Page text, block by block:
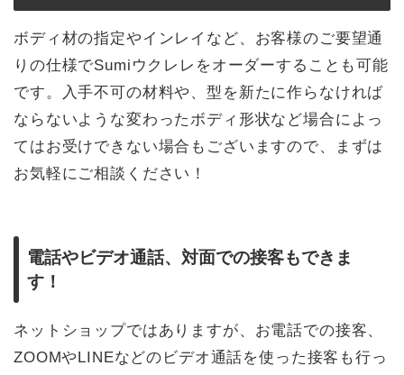
ボディ材の指定やインレイなど、お客様のご要望通
りの仕様でSumiウクレレをオーダーすることも可能
です。入手不可の材料や、型を新たに作らなければ
ならないような変わったボディ形状など場合によっ
てはお受けできない場合もございますので、まずは
お気軽にご相談ください！
電話やビデオ通話、対面での接客もできま
す！
ネットショップではありますが、お電話での接客、
ZOOMやLINEなどのビデオ通話を使った接客も行っ